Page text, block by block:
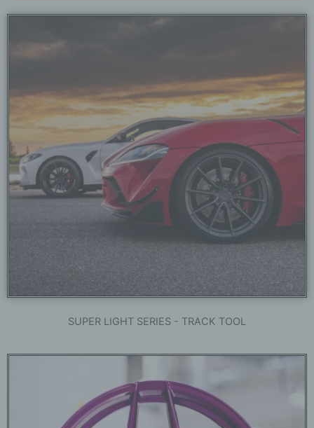
SUPER LIGHT SERIES - TRACK TOOL